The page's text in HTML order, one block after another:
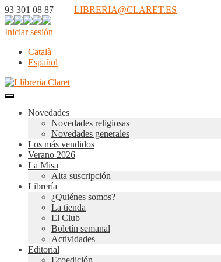
93 301 08 87 | LIBRERIA@CLARET.ES
Iniciar sesión
Català
Español
Novedades
Novedades religiosas
Novedades generales
Los más vendidos
Verano 2026
La Misa
Alta suscripción
Librería
¿Quiénes somos?
La tienda
El Club
Boletín semanal
Actividades
Editorial
Ecoedición